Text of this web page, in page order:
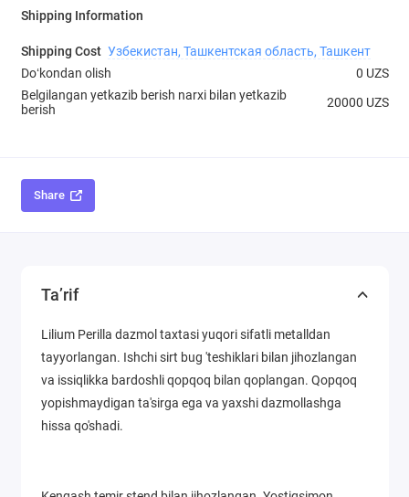
Shipping Information
Shipping Cost Узбекистан, Ташкентская область, Ташкент
Doʻkondan olish
0 UZS
Belgilangan yetkazib berish narxi bilan yetkazib
berish
20000 UZS
Share
Ta’rif
Lilium Perilla dazmol taxtasi yuqori sifatli metalldan
tayyorlangan. Ishchi sirt bug 'teshiklari bilan jihozlangan
va issiqlikka bardoshli qopqoq bilan qoplangan. Qopqoq
yopishmaydigan ta'sirga ega va yaxshi dazmollashga
hissa qo'shadi.